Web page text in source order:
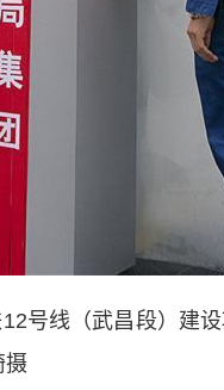
线（武昌段）建设
摄